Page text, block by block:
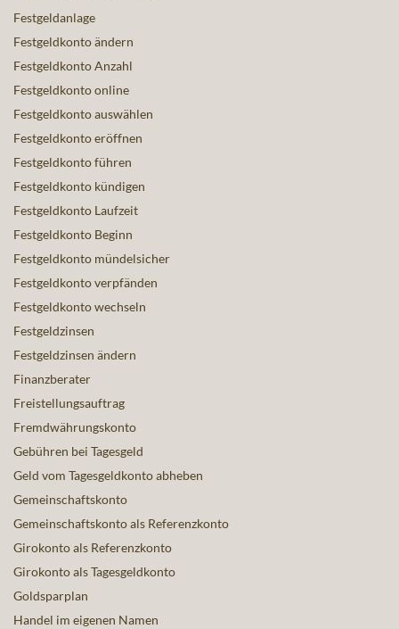
Festgeldanlage
Festgeldkonto ändern
Festgeldkonto Anzahl
Festgeldkonto online
Festgeldkonto auswählen
Festgeldkonto eröffnen
Festgeldkonto führen
Festgeldkonto kündigen
Festgeldkonto Laufzeit
Festgeldkonto Beginn
Festgeldkonto mündelsicher
Festgeldkonto verpfänden
Festgeldkonto wechseln
Festgeldzinsen
Festgeldzinsen ändern
Finanzberater
Freistellungsauftrag
Fremdwährungskonto
Gebühren bei Tagesgeld
Geld vom Tagesgeldkonto abheben
Gemeinschaftskonto
Gemeinschaftskonto als Referenzkonto
Girokonto als Referenzkonto
Girokonto als Tagesgeldkonto
Goldsparplan
Handel im eigenen Namen